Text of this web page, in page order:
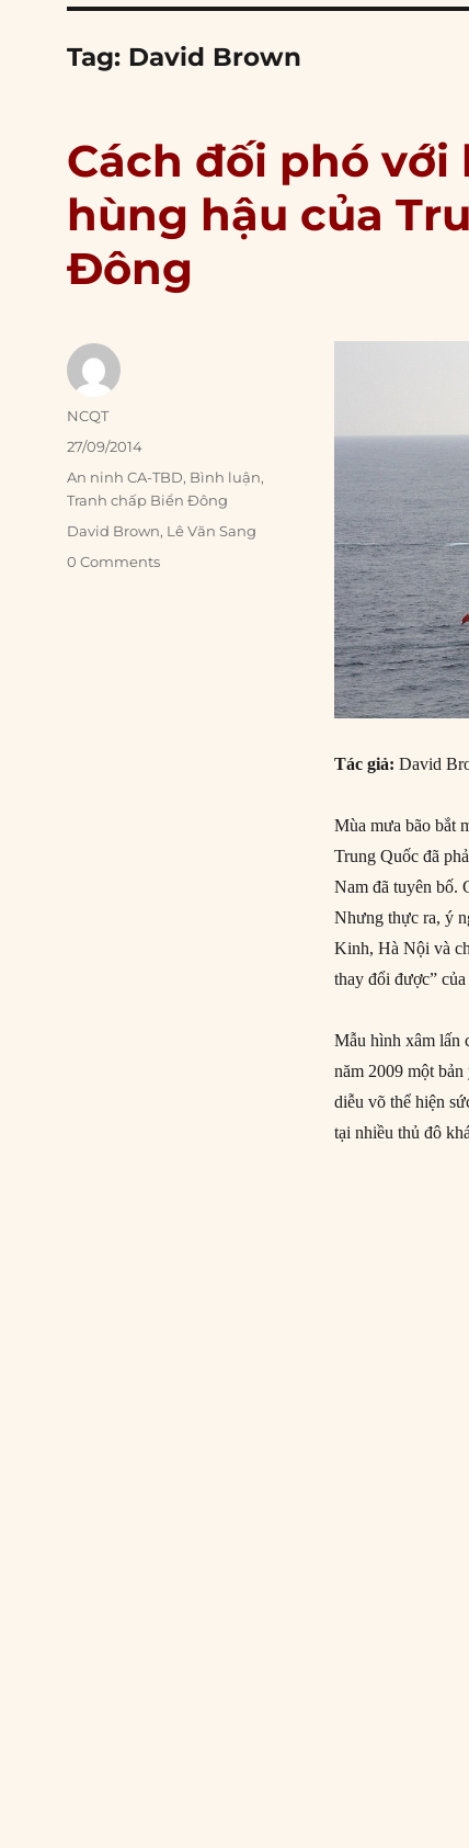
Tag: David Brown
Cách đối phó
hùng hậu của
Đông
Tác giả: David
Mùa mưa bão bắt
Trung Quốc đã
Nam đã tuyên bố.
Nhưng thực ra, ý
Kinh, Hà Nội và
thay đổi được”
Mẫu hình xâm lấn
năm 2009 một
diễu võ thể hiện
tại nhiều thủ đô
Author
NCQT
Posted
27/09/2014
Categories
An ninh CA-TBD, Bình luận,
Tranh chấp Biển Đông
Tags
David Brown, Lê Văn Sang
0 Comments